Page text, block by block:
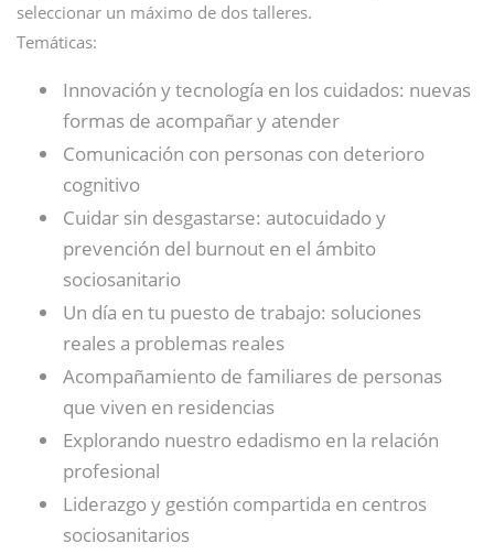
seleccionar un máximo de dos talleres.
Temáticas:
Innovación y tecnología en los cuidados: nuevas
formas de acompañar y atender
Comunicación con personas con deterioro
cognitivo
Cuidar sin desgastarse: autocuidado y
prevención del burnout en el ámbito
sociosanitario
Un día en tu puesto de trabajo: soluciones
reales a problemas reales
Acompañamiento de familiares de personas
que viven en residencias
Explorando nuestro edadismo en la relación
profesional
Liderazgo y gestión compartida en centros
sociosanitarios